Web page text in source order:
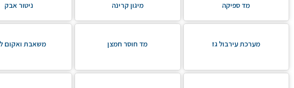
מד ספיקה מיגון קרינה ניטור אבק
מערכת עירבול גז מד חוסר חמצן משאבת ואקום